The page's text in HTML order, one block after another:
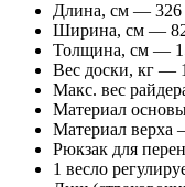
Длина, см — 326
Ширина, см —
Толщина, см —
Вес доски, кг —
Макс. вес
Материал
Материал
Рюкзак для
1 весло